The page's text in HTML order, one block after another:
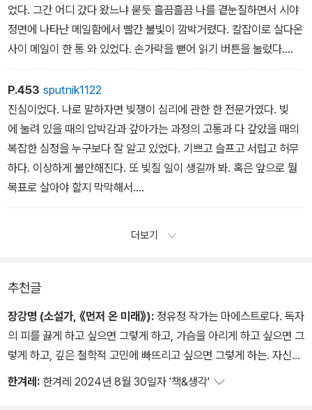
기 삶에 의미를 부여하는 요소라는 점에서, 어떠한 운명의 설계로도
변질시킬 수 없는 항구적 기질이라는 점에서.
었다. 그간 어디 갔다 왔느냐 묻듯 흘끔흘끔 나를 곁눈질하면서 시야
정면에 나타난 메일함에서 빨간 불빛이 깜박거렸다. 칼잡이로 살다온
사이 메일이 한 통 와 있었다. 손가락을 뻗어 읽기 버튼을 눌렀다.
이해상 박사님께.
저는 8차 시험단으로 업로드된 이윤세라고 합니다••••••.
P.453 sputnik1122
진심이었다. 나로 말하자면 빚쟁이 심리에 관한 한 전문가였다. 빚
에 눌려 있을 때의 압박감과 갚아가는 과정의 고통과 다 갚았을 때의
복잡한 심정을 누구보다 잘 알고 있었다. 기쁘고 슬프고 서럽고 허무
하다. 이상하게 불안해진다. 또 빚질 일이 생길까 봐. 혹은 앞으로 뭘
목표로 살아야 할지 막막해서.
빚을 갚는 동안 이 아이는 견뎌야 할 일이 많았을 것이다. 화가 나
을 것이다. 도토리처럼 아무 데로나 굴러가지 않으려고 죽을힘을 다
그 바람에 술을 한 잔 더 따라주는 바보짓을 하고 말았다.
‘그래, 이제부터 뭘 할 건데?˝
더보기
추천글
장강명 (소설가, 《먼저 온 미래》): 정유정 작가는 마에스트로다. 독자
의 피를 끓게 하고 싶으면 그렇게 하고, 가슴을 아리게 하고 싶으면 그
렇게 하고, 깊은 철학적 고민에 빠뜨리고 싶으면 그렇게 하는. 자신이
원하는 소설을 쓰기 위해 SF든 미스터리 스릴러든 러브 스토리든, 원
한겨레: 한겨레 2024년 8월 30일자 '책&생각'